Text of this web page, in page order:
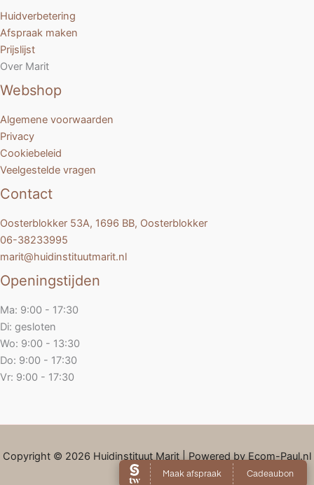
Huidverbetering
Afspraak maken
Prijslijst
Over Marit
Webshop
Algemene voorwaarden
Privacy
Cookiebeleid
Veelgestelde vragen
Contact
Oosterblokker 53A, 1696 BB, Oosterblokker
06-38233995
marit@huidinstituutmarit.nl
Openingstijden
Ma: 9:00 - 17:30
Di: gesloten
Wo: 9:00 - 13:30
Do: 9:00 - 17:30
Vr: 9:00 - 17:30
Copyright © 2026 Huidinstituut Marit | Powered by Ecom-Paul.nl